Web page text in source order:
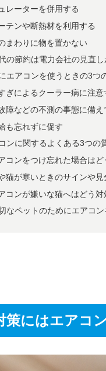
レーターを併用する
テンや断熱材を利用する
まわりに物を置かない
の節約は電力会社の見直
エアコンを使うときの3つ
ぎによるクーラー病に注意
障などの不測の事態に備え
も忘れずに促す
ンに関するよくある3つの
コンをつけ忘れた場合はど
猫が寒いときのサインや見
コンが嫌いな猫へはどう対
なペットのためにエアコン
策にはエアコ